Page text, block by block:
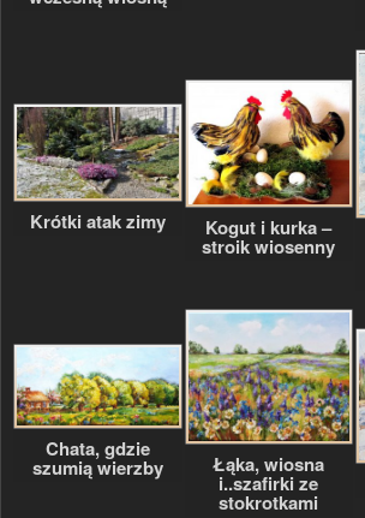
Krótki atak zimy Kogut i kurka –
stroik wiosenny
Chata, gdzie
szumią wierzby Łąka, wiosna
i..szafirki ze
stokrotkami